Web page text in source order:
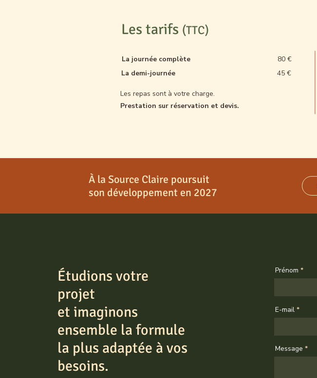
Les tarifs (TTC)
La journée complète
80 €
La demi-journée
45 €
Les repas sont à votre charge.
Prestation sur réservation et devis.
À la Source Claire poursuit
son développement en 2027
Étudions votre
projet
et imaginons
ensemble la formule
la plus adaptée à vos
besoins.
Prénom
E-mail
Message